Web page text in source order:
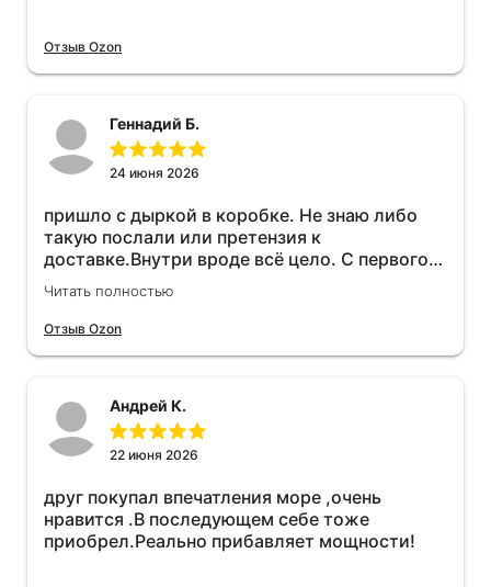
Отзыв Ozon
Геннадий Б.
24 июня 2026
пришло с дыркой в коробке. Не знаю либо
такую послали или претензия к
доставке.Внутри вроде всё цело. С первого
раза установить не получается не знаю
может интернет дурит. Четыре звёзды за
упаковку с дыркой.Как опробую дополню
всё установилось по работе устройства
дополню позже ещё не проехал 120
км.Дополняю после пробега 120 км
более энергичный расход не
увеличился.Всем рекомендую к покупке.
Читать полностью
Отзыв Ozon
Андрей К.
22 июня 2026
друг покупал впечатления море ,очень
нравится .В последующем себе тоже
приобрел.Реально прибавляет мощности!